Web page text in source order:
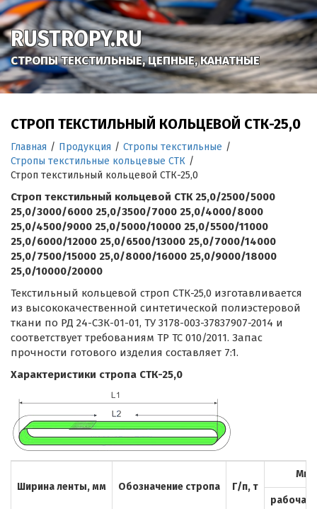
RUSTROPY.RU
СТРОПЫ ТЕКСТИЛЬНЫЕ, ЦЕПНЫЕ, КАНАТНЫЕ
СТРОП ТЕКСТИЛЬНЫЙ КОЛЬЦЕВОЙ СТК-25,0
Главная / Продукция / Стропы текстильные /
Стропы текстильные кольцевые СТК /
Строп текстильный кольцевой СТК-25,0
Строп текстильный кольцевой СТК 25,0/2500/5000
25,0/3000/6000 25,0/3500/7000 25,0/4000/8000
25,0/4500/9000 25,0/5000/10000 25,0/5500/11000
25,0/6000/12000 25,0/6500/13000 25,0/7000/14000
25,0/7500/15000 25,0/8000/16000 25,0/9000/18000
25,0/10000/20000
Текстильный кольцевой строп СТК-25,0 изготавливается
из высококачественной синтетической полиэстеровой
ткани по РД 24-СЗК-01-01, ТУ 3178-003-37837907-2014 и
соответствует требованиям ТР ТС 010/2011. Запас
прочности готового изделия составляет 7:1.
Характеристики стропа СТК-25,0
Ширина ленты, мм Обозначение стропа Г/п, т
рабочая